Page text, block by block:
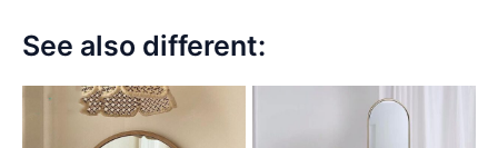
See also different: